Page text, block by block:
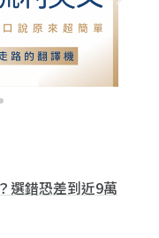
選錯恐差到近9萬